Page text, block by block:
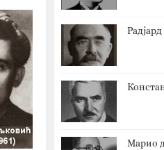
Марио